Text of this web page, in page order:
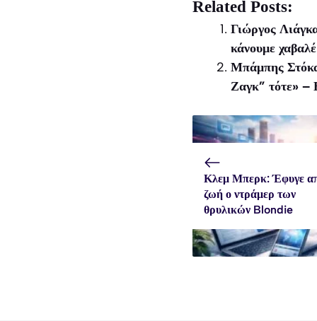
X
(Twitter)
Facebook
WhatsApp
Related Posts:
Γιώργος
κάνουμε
Μπάμπης
Ζαγκ” τότε» –
Κλεμ Μπερκ: Έφυγε
ζωή ο ντράμερ των
θρυλικών Blondie